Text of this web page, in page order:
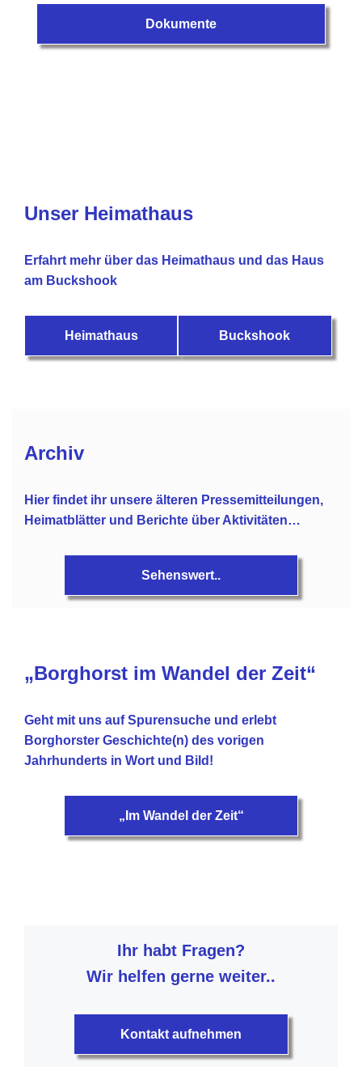
Dokumente
Unser Heimathaus
Erfahrt mehr über das Heimathaus und das Haus
am Buckshook
Heimathaus Buckshook
Archiv
Hier findet ihr unsere älteren Pressemitteilungen,
Heimatblätter und Berichte über Aktivitäten…
Sehenswert..
„Borghorst im Wandel der Zeit“
Geht mit uns auf Spurensuche und erlebt
Borghorster Geschichte(n) des vorigen
Jahrhunderts in Wort und Bild!
„Im Wandel der Zeit“
Ihr habt Fragen?
Wir helfen gerne weiter..
Kontakt aufnehmen